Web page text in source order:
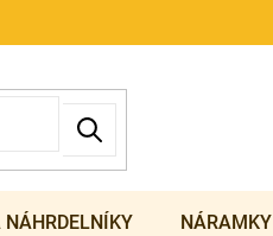
NÁHRDELNÍKY NÁRAMKY